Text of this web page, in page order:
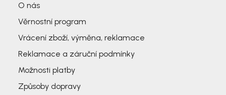
O nás
Věrnostní program
Vrácení zboží, výměna, reklamace
Reklamace a záruční podmínky
Možnosti platby
Způsoby dopravy